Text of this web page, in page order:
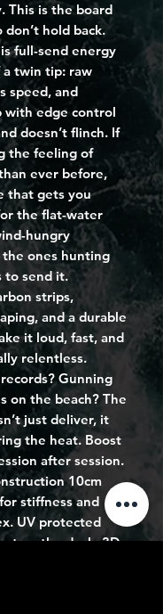
This is the board
hold back.
full-send energy
twin tip: raw
speed, and
with edge control
doesn’t flinch. If
the feeling of
ever before,
that gets you
the flat-water
hungry
the ones hunting
to send it.
strips,
and a durable
it loud, fast, and
relentless.
Gunning
on the beach? The
just deliver, it
the heat. Boost
after session.
10cm
stiffness and
UV protected
on the deck. 3D